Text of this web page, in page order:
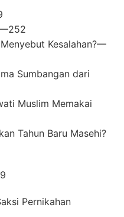
Kesalahan?—
Sumbangan dari
Muslim Memakai
Tahun Baru Masehi?
Pernikahan